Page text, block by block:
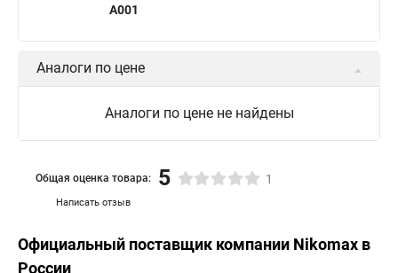
A001
Аналоги по цене
Аналоги по цене не найдены
Написать отзыв
Общая оценка товара: 5 1
Официальный поставщик компании Nikomax в
России